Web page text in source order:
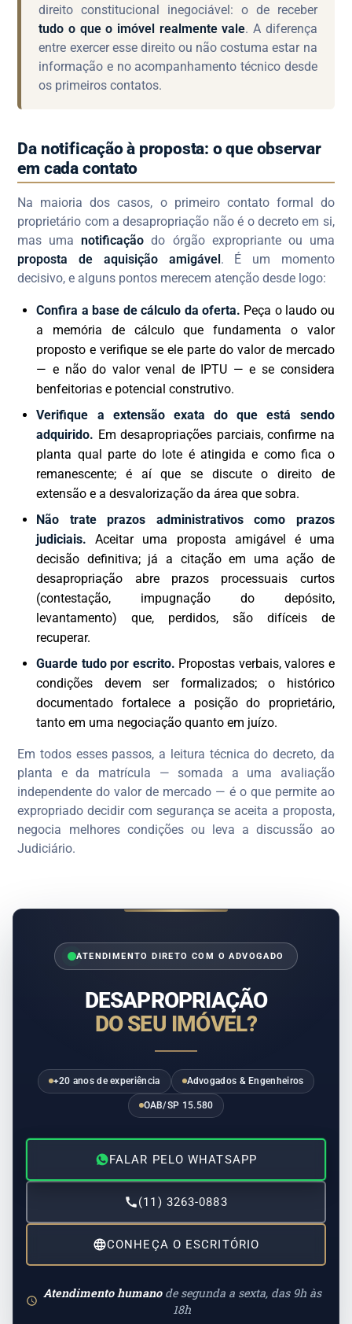
direito constitucional inegociável: o de receber
tudo o que o imóvel realmente vale. A diferença
entre exercer esse direito ou não costuma estar na
informação e no acompanhamento técnico desde
os primeiros contatos.
Da notificação à proposta: o que observar
em cada contato
Na maioria dos casos, o primeiro contato formal do
proprietário com a desapropriação não é o decreto em si,
mas umanotificação do órgão expropriante ou uma
proposta de aquisição amigável. É um momento
decisivo, e alguns pontos merecem atenção desde logo:
Confira a base de cálculo da oferta. Peça o laudo ou
a memória de cálculo que fundamenta o valor
proposto e verifique se ele parte do valor de mercado
— e não do valor venal de IPTU — e se considera
benfeitorias e potencial construtivo.
Verifique a extensão exata do que está sendo
adquirido. Em desapropriações parciais, confirme na
planta qual parte do lote é atingida e como fica o
remanescente; é aí que se discute o direito de
extensão e a desvalorização da área que sobra.
Não trate prazos administrativos como prazos
judiciais. Aceitar uma proposta amigável é uma
decisão definitiva; já a citação em uma ação de
desapropriação abre prazos processuais curtos
(contestação, impugnação do depósito,
levantamento) que, perdidos, são difíceis de
recuperar.
Guarde tudo por escrito. Propostas verbais, valores e
condições devem ser formalizados; o histórico
documentado fortalece a posição do proprietário,
tanto em uma negociação quanto em juízo.
Em todos esses passos, a leitura técnica do decreto, da
planta e da matrícula — somada a uma avaliação
independente do valor de mercado — é o que permite ao
expropriado decidir com segurança se aceita a proposta,
negocia melhores condições ou leva a discussão ao
Judiciário.
ATENDIMENTO DIRETO COM O ADVOGADO
DESAPROPRIAÇÃO
DO SEU IMÓVEL?
+20 anos de experiência Advogados & Engenheiros
OAB/SP 15.580
FALAR PELO WHATSAPP
(11) 3263-0883
CONHEÇA O ESCRITÓRIO
Atendimento humanode segunda a sexta, das 9h às
18h